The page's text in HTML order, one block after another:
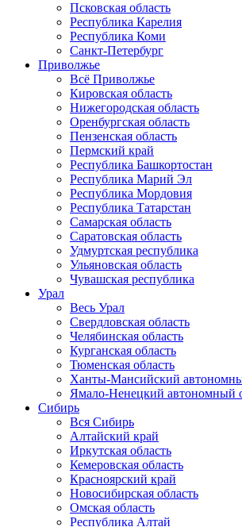
Псковская область
Республика Карелия
Республика Коми
Санкт-Петербург
Приволжье
Всё Приволжье
Кировская область
Нижегородская область
Оренбургская область
Пензенская область
Пермский край
Республика Башкортостан
Республика Марий Эл
Республика Мордовия
Республика Татарстан
Самарская область
Саратовская область
Удмуртская республика
Ульяновская область
Чувашская республика
Урал
Весь Урал
Свердловская область
Челябинская область
Курганская область
Тюменская область
Ханты-Мансийский
Ямало-Ненецкий автономный
Сибирь
Вся Сибирь
Алтайский край
Иркутская область
Кемеровская область
Красноярский край
Новосибирская область
Омская область
Республика Алтай